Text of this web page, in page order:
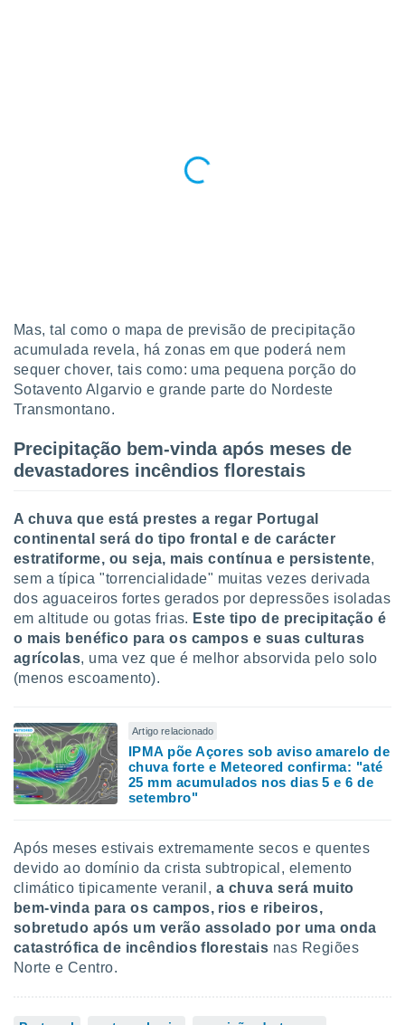
Mas, tal como o mapa de previsão de precipitação
acumulada revela, há zonas em que poderá nem
sequer chover, tais como: uma pequena porção do
Sotavento Algarvio e grande parte do Nordeste
Transmontano.
Precipitação bem-vinda após meses de
devastadores incêndios florestais
A chuva que está prestes a regar Portugal
continental será do tipo frontal e de carácter
estratiforme, ou seja, mais contínua e persistente,
sem a típica "torrencialidade" muitas vezes derivada
dos aguaceiros fortes gerados por depressões isoladas
em altitude ou gotas frias. Este tipo de precipitação é
o mais benéfico para os campos e suas culturas
agrícolas, uma vez que é melhor absorvida pelo solo
(menos escoamento).
Artigo relacionado
IPMA põe Açores sob aviso amarelo de
chuva forte e Meteored confirma: "até
25 mm acumulados nos dias 5 e 6 de
setembro"
Após meses estivais extremamente secos e quentes
devido ao domínio da crista subtropical, elemento
climático tipicamente veranil, a chuva será muito
bem-vinda para os campos, rios e ribeiros,
sobretudo após um verão assolado por uma onda
catastrófica de incêndios florestais nas Regiões
Norte e Centro.